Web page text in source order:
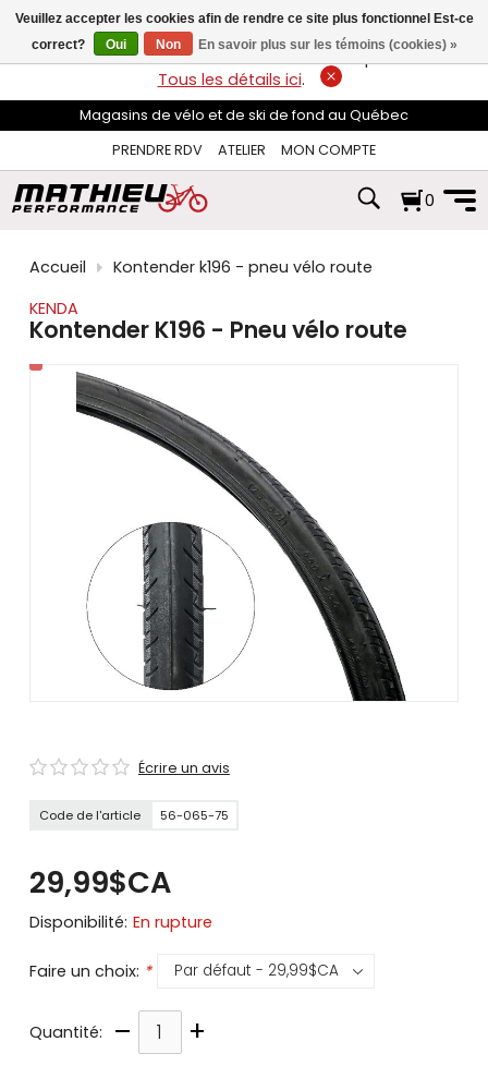
flèches
haut
et
pour
sélectionner
disponible.
Appuyez
pour
au
résultat
de
sélectionné.
Les
utilisateurs
d'appareils
gestes
tels
que
toucher
glisser.
LIVRAISON GRATUITEsur les commandes de plus de 74$*.
Tous les détails ici.
Magasins de vélo et de ski de fond au Québec
PRENDRE RDV
ATELIER MON COMPTE
0
Accueil
Kontender k196 - pneu vélo route
KENDA
Kontender K196 - Pneu vélo route
Écrire un avis
Code de l'article 56-065-75
29,99$CA
Disponibilité: En rupture
Faire un choix: *
Quantité: – +
Veuillez accepter les cookies afin de rendre ce site plus fonctionnel Est-ce
correct?
Oui Non En savoir plus sur les témoins (cookies) »